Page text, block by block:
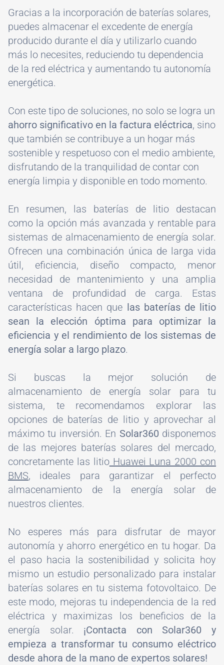
Gracias a la incorporación de baterías solares,
puedes almacenar el excedente de energía
producido durante el día y utilizarlo cuando
más lo necesites, reduciendo tu dependencia
de la red eléctrica y aumentando tu autonomía
energética.
Con este tipo de soluciones, no solo se logra un
ahorro significativo en la factura eléctrica, sino
que también se contribuye a un hogar más
sostenible y respetuoso con el medio ambiente,
disfrutando de la tranquilidad de contar con
energía limpia y disponible en todo momento.
En resumen, las baterías de litio destacan
como la opción más avanzada y rentable para
sistemas de almacenamiento de energía solar.
Ofrecen una combinación única de larga vida
útil, eficiencia, diseño compacto, menor
necesidad de mantenimiento y una amplia
ventana de profundidad de carga. Estas
características hacen que las baterías de litio
sean la elección óptima para optimizar la
eficiencia y el rendimiento de los sistemas de
energía solar a largo plazo.
Si buscas la mejor solución de
almacenamiento de energía solar para tu
sistema, te recomendamos explorar las
opciones de baterías de litio y aprovechar al
máximo tu inversión. En Solar360 disponemos
de las mejores baterías solares del mercado,
concretamente las litioHuawei Luna 2000 con
BMS, ideales para garantizar el perfecto
almacenamiento de la energía solar de
nuestros clientes.
No esperes más para disfrutar de mayor
autonomía y ahorro energético en tu hogar. Da
el paso hacia la sostenibilidad y solicita hoy
mismo un estudio personalizado para instalar
baterías solares en tu sistema fotovoltaico. De
este modo, mejoras tu independencia de la red
eléctrica y maximizas los beneficios de la
energía solar. ¡Contacta con Solar360 y
empieza a transformar tu consumo eléctrico
desde ahora de la mano de expertos solares!